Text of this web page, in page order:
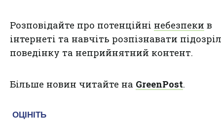
Розповідайте про потенційні небезпеки в
інтернеті та навчіть розпізнавати
поведінку та неприйнятний контент.
Більше новин читайте на GreenPost.